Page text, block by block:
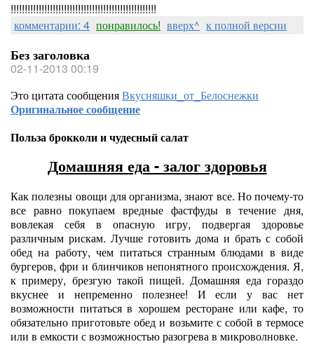
!!!!!!!!!!!!!!!!!!!!!!!!!!!!!!!!!!!!!!!!!!!!!!!!!!!!
комментарии: 4 понравилось! вверх^ к полной версии
Без заголовка
02-11-2013 00:19
Это цитата сообщенияВкусняшки_от_Белоснежки
Оригинальное сообщение
Польза брокколи и чудесный салат
Домашняя еда - залог здоровья
Как полезны овощи для организма, знают все. Но почему-то
все равно покупаем вредные фастфуды в течение дня,
вовлекая себя в опасную игру, подвергая здоровье
различным рискам. Лучше готовить дома и брать с собой
обед на работу, чем питаться странным блюдами в виде
бургеров, фри и блинчиков непонятного происхождения. Я,
к примеру, брезгую такой пищей. Домашняя еда гораздо
вкуснее и непременно полезнее! И если у вас нет
возможности питаться в хорошем ресторане или кафе, то
обязательно приготовьте обед и возьмите с собой в термосе
или в емкости с возможностью разогрева в микроволновке.